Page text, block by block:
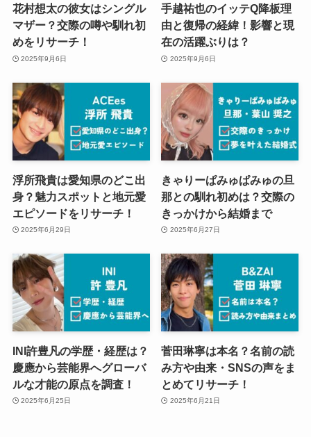
花村想太の彼女はシングル
マザー？交際の噂や馴れ初
めをリサーチ！
2025年9月6日
手越祐也のイッテQ降板理
由と復帰の経緯！影響と現
在の活躍ぶりは？
2025年9月6日
浮所飛貴は愛知県のどこ出
身？魅力スポットと地元愛
エピソードをリサーチ！
2025年6月29日
きゃりーぱみゅぱみゅの旦
那との馴れ初めは？交際の
きっかけから結婚まで
2025年6月27日
INI許豊凡の学歴・経歴は？
慶應から芸能界へグローバ
ルな才能の原点を調査！
2025年6月25日
菅田琳寧は本名？名前の読
み方や由来・SNSの声をま
とめてリサーチ！
2025年6月21日